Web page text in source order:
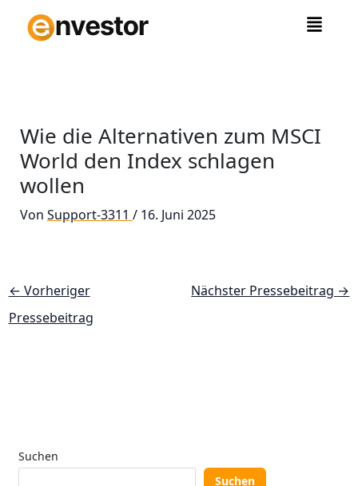
Inhalt
springen
Wie die Alternativen zum MSCI
World den Index schlagen
wollen
Von Support-3311 / 16. Juni 2025
← Vorheriger
Pressebeitrag
Nächster Pressebeitrag →
Suchen
Suchen